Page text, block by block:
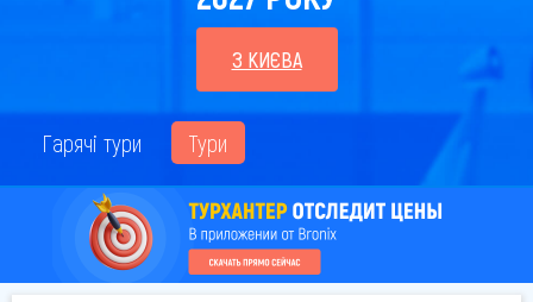
З КИЄВА
Гарячі тури Тури